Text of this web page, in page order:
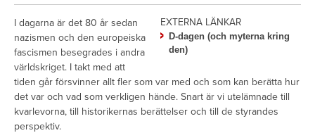
EXTERNA LÄNKAR
D-dagen (och myterna kring
den)
I dagarna är det 80 år sedan
nazismen och den europeiska
fascismen besegrades i andra
världskriget. I takt med att
tiden går försvinner allt fler som var med och som kan berätta hur
det var och vad som verkligen hände. Snart är vi utelämnade till
kvarlevorna, till historikernas berättelser och till de styrandes
perspektiv.